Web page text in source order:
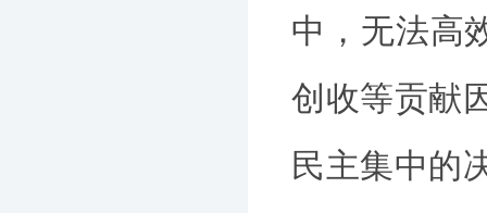
中，无法高
创收等贡献
民主集中的